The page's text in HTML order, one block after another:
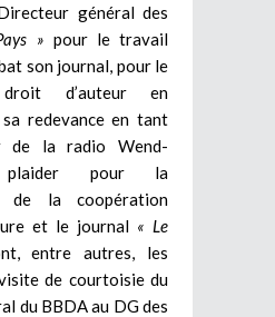
général des
» pour le travail
son journal, pour le
d’auteur en
redevance en tant
de la radio Wend-
pour la
de la coopération
et le journal « Le
entre autres, les
de courtoisie du
du BBDA au DG des